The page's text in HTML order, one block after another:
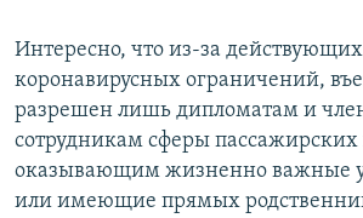
Интересно, что из-за действующих
коронавирусных ограничений,
разрешен лишь дипломатам и
сотрудникам сферы пассажирских
оказывающим жизненно важные
или имеющие прямых